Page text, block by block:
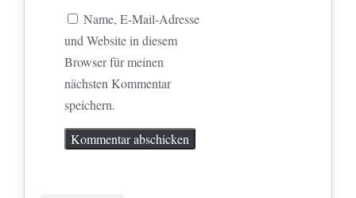
Name, E-Mail-Adresse
und Website in diesem
Browser für meinen
nächsten Kommentar
speichern.